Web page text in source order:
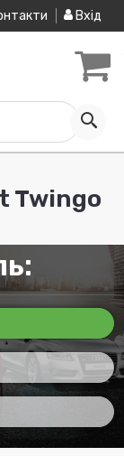
Вхід
Twingo